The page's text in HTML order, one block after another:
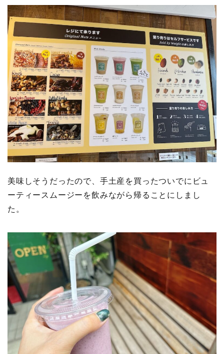
美味しそうだったので、手土産を買ったついでにビュ
ーティースムージーを飲みながら帰ることにしまし
た。